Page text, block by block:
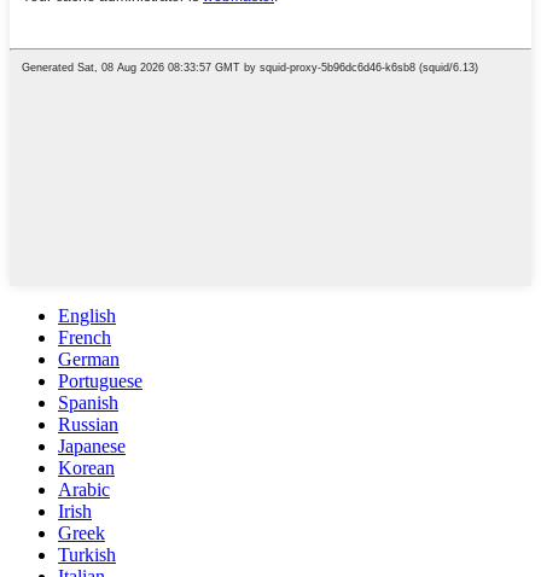
English
French
German
Portuguese
Spanish
Russian
Japanese
Korean
Arabic
Irish
Greek
Turkish